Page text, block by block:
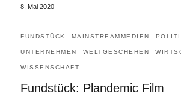
8. Mai 2020
FUNDSTÜCK MAINSTREAMMEDIEN
UNTERNEHMEN WELTGESCHEHEN
WISSENSCHAFT
Fundstück: Plandemic Film